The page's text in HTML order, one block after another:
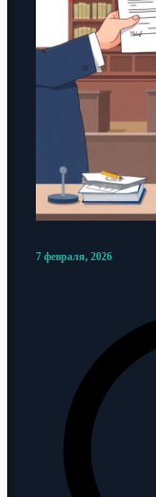
7 февраля, 2026